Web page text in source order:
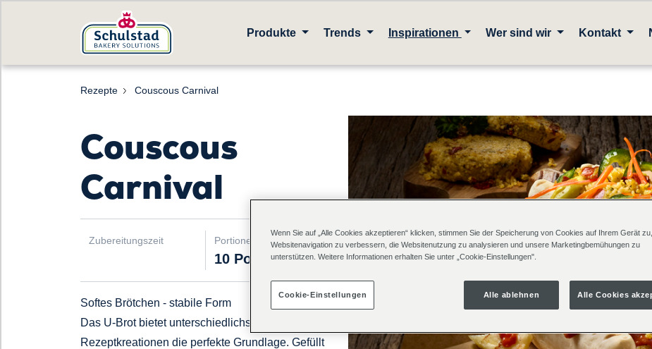
Produkte Trends Inspirationen Wer sind wir Kontakt
Rezepte Couscous Carnival
Couscous
Carnival
Zubereitungszeit Portionen
10 Portionen
Softes Brötchen - stabile Form
Das U-Brot bietet unterschiedlichsten
Rezeptkreationen die perfekte Grundlage. Gefüllt
Wenn Sie auf „Alle Cookies akzeptieren“ klicken, stimmen Sie der Speicherung von Cookies auf Ihrem Gerät
Websitenavigation zu verbessern, die Websitenutzung zu analysieren und unsere Marketingbemühungen zu
unterstützen. Weitere Informationen erhalten Sie unter „Cookie-Einstellungen".
Cookie-Einstellungen Alle ablehnen Alle Cookies